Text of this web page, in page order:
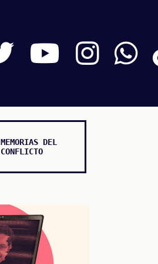
MEMORIAS DEL
CONFLICTO